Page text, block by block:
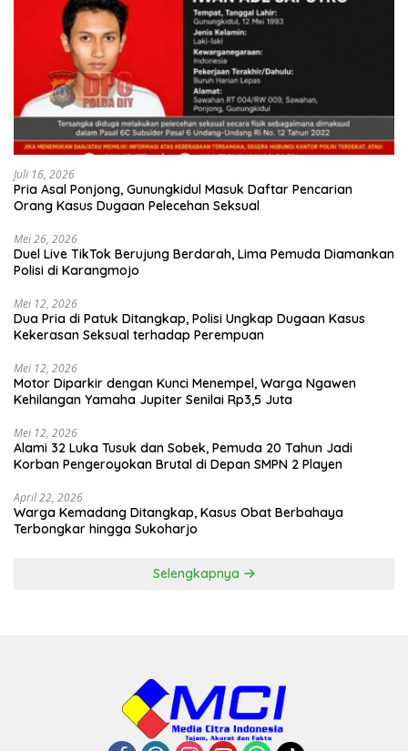
Juli 16, 2026
Pria Asal Ponjong, Gunungkidul Masuk Daftar Pencarian
Orang Kasus Dugaan Pelecehan Seksual
Mei 26, 2026
Duel Live TikTok Berujung Berdarah, Lima Pemuda Diamankan
Polisi di Karangmojo
Mei 12, 2026
Dua Pria di Patuk Ditangkap, Polisi Ungkap Dugaan Kasus
Kekerasan Seksual terhadap Perempuan
Mei 12, 2026
Motor Diparkir dengan Kunci Menempel, Warga Ngawen
Kehilangan Yamaha Jupiter Senilai Rp3,5 Juta
Mei 12, 2026
Alami 32 Luka Tusuk dan Sobek, Pemuda 20 Tahun Jadi
Korban Pengeroyokan Brutal di Depan SMPN 2 Playen
April 22, 2026
Warga Kemadang Ditangkap, Kasus Obat Berbahaya
Terbongkar hingga Sukoharjo
Selengkapnya